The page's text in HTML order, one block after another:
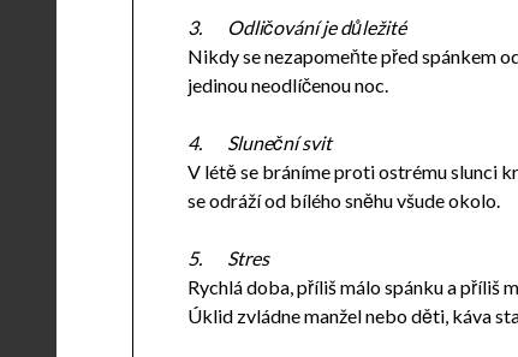
3.
Odličování je důležité
Nikdy se nezapomeňte před spánkem
jedinou neodlíčenou noc.
4. Sluneční svit
V létě se bráníme proti ostrému slunci
se odráží od bílého sněhu všude okolo.
5. Stres
Rychlá doba, příliš málo spánku a příliš
Úklid zvládne manžel nebo děti, káva